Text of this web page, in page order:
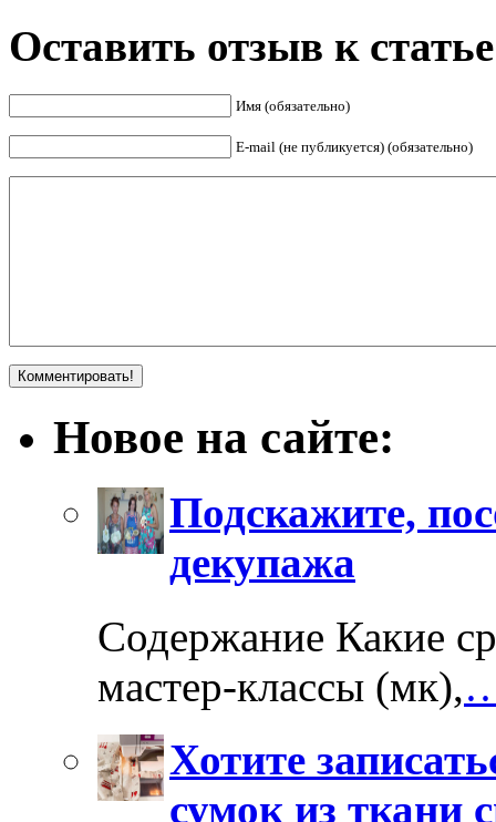
Оставить отзыв к
Имя (обязательно)
E-mail (не публикуется) (обязательно)
Новое на сайте:
Подскажите,
декупажа
Содержание Какие
мастер-классы (мк),
Хотите
сумок из ткани